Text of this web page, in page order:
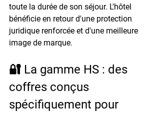
toute la durée de son séjour. L'hôtel
bénéficie en retour d'une protection
juridique renforcée et d'une meilleure
image de marque.
🔐 La gamme HS : des
coffres conçus
spécifiquement pour